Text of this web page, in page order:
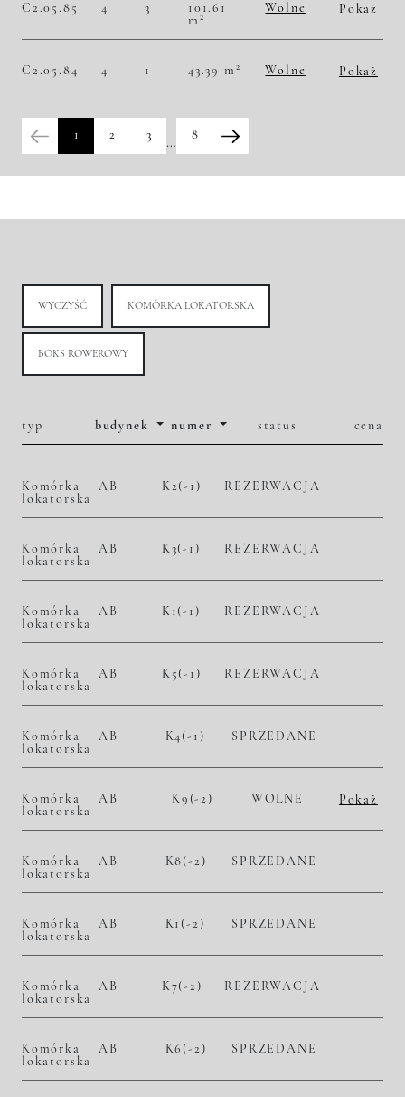
C2.05.85 4 3
101.61
m 2
Wolne
Pokaż
C2.05.84 4 1 43.39 m 2 Wolne
Pokaż
1 2 3
…
8
WYCZYŚĆ KOMÓRKA LOKATORSKA
BOKS ROWEROWY
typ budynek numer status cena
Komórka
lokatorska
AB K2(-1) REZERWACJA
Komórka
lokatorska
AB K3(-1) REZERWACJA
Komórka
lokatorska
AB K1(-1) REZERWACJA
Komórka
lokatorska
AB K5(-1) REZERWACJA
Komórka
lokatorska
AB K4(-1) SPRZEDANE
Komórka
lokatorska
AB K9(-2) WOLNE
Pokaż
Komórka
lokatorska
AB K8(-2) SPRZEDANE
Komórka
lokatorska
AB K1(-2) SPRZEDANE
Komórka
lokatorska
AB K7(-2) REZERWACJA
Komórka
lokatorska
AB K6(-2) SPRZEDANE